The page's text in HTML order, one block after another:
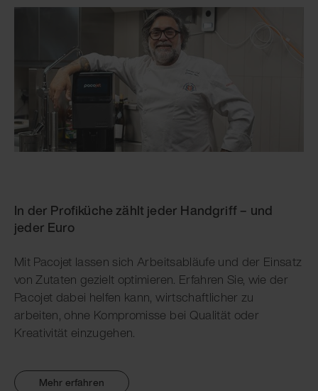
In der Profiküche zählt jeder Handgriff – und
jeder Euro
Mit Pacojet lassen sich Arbeitsabläufe und der Einsatz
von Zutaten gezielt optimieren. Erfahren Sie, wie der
Pacojet dabei helfen kann, wirtschaftlicher zu
arbeiten, ohne Kompromisse bei Qualität oder
Kreativität einzugehen.
Mehr erfahren